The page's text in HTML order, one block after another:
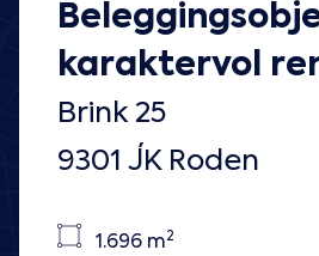
karaktervol
Brink 25
9301 JK Roden
1.696 m2